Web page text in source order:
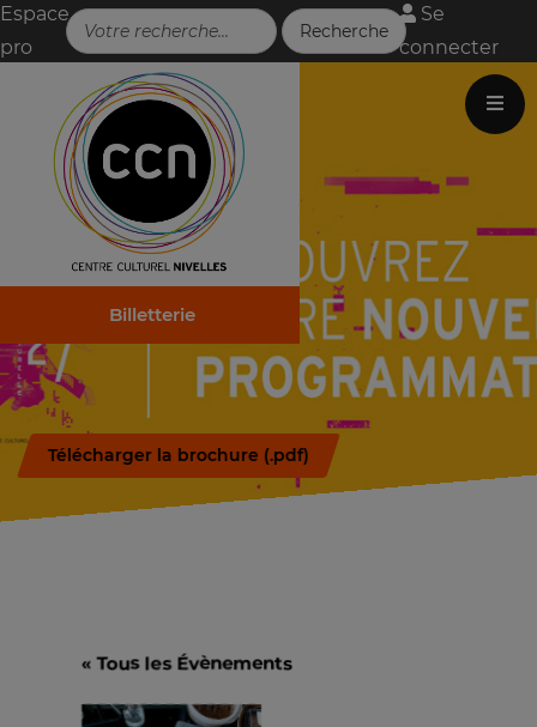
Espace
pro
Se
connecter
Billetterie
En savoir plus...
« Tous les Évènements